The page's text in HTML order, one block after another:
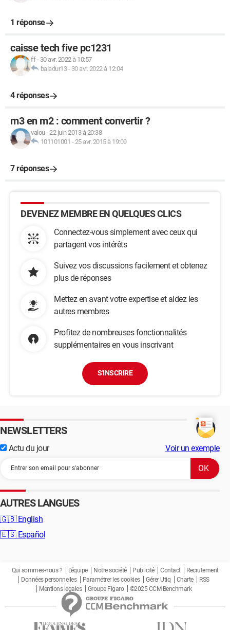
1 réponse
caisse tech five pc1231
ff- 30 avr. 2022 à 10:57
baladur13- 30 avr. 2022 à 12:04
4 réponses
m3 en m2 : comment convertir ?
valou-22 juin 2013 à 20:38
101101001 -25 avr. 2015 à 19:09
7 réponses
DEVENEZ MEMBRE EN QUELQUES CLICS
Connectez-vous simplement avec ceux qui
partagent vos intérêts
Suivez vos discussions facilement et obtenez
plus de réponses
Mettez en avant votre expertise et aidez les
autres membres
Profitez de nombreuses fonctionnalités
supplémentaires en vous inscrivant
S'INSCRIRE
NEWSLETTERS
Actu du jour Voir un exemple
AUTRES LANGUES
🇬🇧 English
🇪🇸 Español
Qui sommes-nous ? L'équipe Notre société Publicité Contact
Recrutement
Données personnelles
Paramétrer les cookies Gérer Utiq Charte
RSS
Mentions légales
Groupe Figaro ©2025 CCM Benchmark